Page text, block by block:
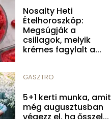
Nosalty Heti
Ételhoroszkóp:
Megsúgják a
csillagok, melyik
krémes fagylalt a...
GASZTRO
5+1 kerti munka, amit
még augusztusban
végezz el, ha ősszel...